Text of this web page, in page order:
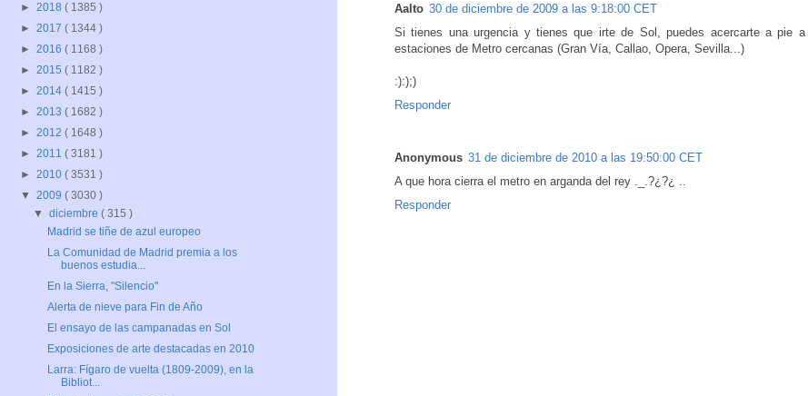
Aalto 30 de diciembre de 2009 a las 9:18:00 CET
Si tienes una urgencia y tienes que irte de Sol, puedes acercarte a pie
estaciones de Metro cercanas (Gran Vía, Callao, Opera, Sevilla...)
:):);)
Responder
Anonymous 31 de diciembre de 2010 a las 19:50:00 CET
A que hora cierra el metro en arganda del rey ._.?¿?¿ ..
Responder
► 2018 ( 1385 )
► 2017 ( 1344 )
► 2016 ( 1168 )
► 2015 ( 1182 )
► 2014 ( 1415 )
► 2013 ( 1682 )
► 2012 ( 1648 )
► 2011 ( 3181 )
► 2010 ( 3531 )
▼ 2009 ( 3030 )
▼diciembre( 315 )
Madrid se tiñe de azul europeo
La Comunidad de Madrid premia a los
buenos estudia...
En la Sierra, "Silencio"
Alerta de nieve para Fin de Año
El ensayo de las campanadas en Sol
Exposiciones de arte destacadas en 2010
Larra: Fígaro de vuelta (1809-2009), en la
Bibliot...